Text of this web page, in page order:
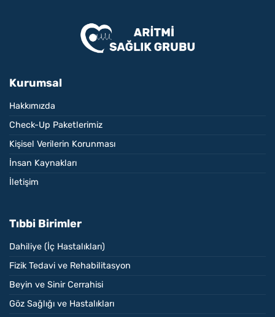
Kurumsal
Hakkımızda
Check-Up Paketlerimiz
Kişisel Verilerin Korunması
İnsan Kaynakları
İletişim
Tıbbi Birimler
Dahiliye (İç Hastalıkları)
Fizik Tedavi ve Rehabilitasyon
Beyin ve Sinir Cerrahisi
Göz Sağlığı ve Hastalıkları